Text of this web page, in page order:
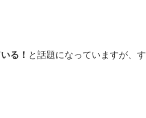
る！ と話題になっていますが、す